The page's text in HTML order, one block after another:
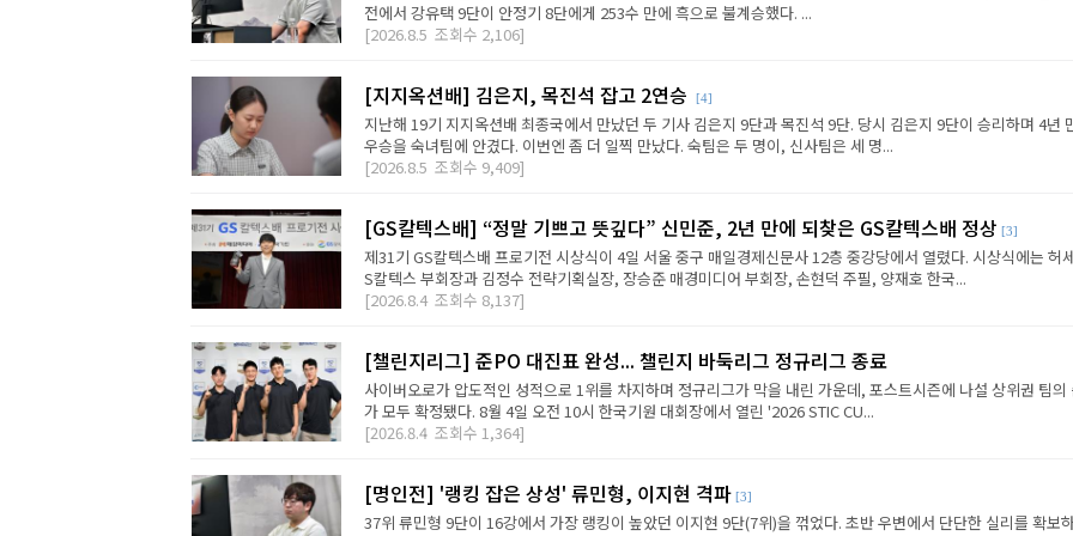
전에서 강유택 9단이 안정기 8단에게 253수 만에 흑으로 불계승했다. ...
[2026.8.5 조회수 2,106]
[지지옥션배] 김은지, 목진석 잡고 2연승 [4]
지난해 19기 지지옥션배 최종국에서 만났던 두 기사 김은지 9단과 목진석 9단. 당시 김은지 9단이 승리하며 4년
우승을 숙녀팀에 안겼다. 이번엔 좀 더 일찍 만났다. 숙팀은 두 명이, 신사팀은 세 명...
[2026.8.5 조회수 9,409]
[GS칼텍스배] “정말 기쁘고 뜻깊다” 신민준, 2년 만에 되찾은 GS칼텍스배 정상 [3]
제31기 GS칼텍스배 프로기전 시상식이 4일 서울 중구 매일경제신문사 12층 중강당에서 열렸다. 시상식에는 허
S칼텍스 부회장과 김정수 전략기획실장, 장승준 매경미디어 부회장, 손현덕 주필, 양재호 한국...
[2026.8.4 조회수 8,137]
[챌린지리그] 준PO 대진표 완성... 챌린지 바둑리그 정규리그 종료
사이버오로가 압도적인 성적으로 1위를 차지하며 정규리그가 막을 내린 가운데, 포스트시즌에 나설 상위권 팀의
가 모두 확정됐다. 8월 4일 오전 10시 한국기원 대회장에서 열린 '2026 STIC CU...
[2026.8.4 조회수 1,364]
[명인전] '랭킹 잡은 상성' 류민형, 이지현 격파 [3]
37위 류민형 9단이 16강에서 가장 랭킹이 높았던 이지현 9단(7위)을 꺾었다. 초반 우변에서 단단한 실리를 확보